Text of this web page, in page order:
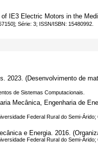
IE3 Electric Motors in the
Série: 3; ISSN/ISBN: 15480992.
2023. (Desenvolvimento de
de Sistemas Computacionais.
Mecânica, Engenharia de
Federal Rural do Semi-Árido;
e Energia. 2016.
Federal Rural do Semi-Árido;